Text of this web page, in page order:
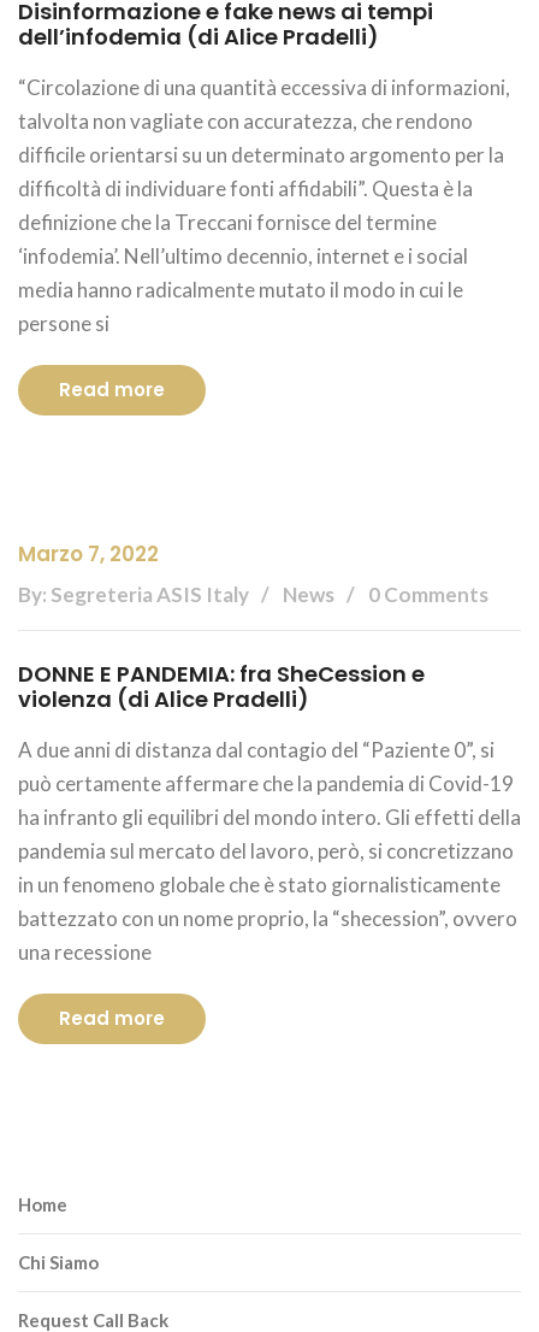
Disinformazione e fake news ai tempi
dell’infodemia (di Alice Pradelli)
“Circolazione di una quantità eccessiva di informazioni,
talvolta non vagliate con accuratezza, che rendono
difficile orientarsi su un determinato argomento per la
difficoltà di individuare fonti affidabili”. Questa è la
definizione che la Treccani fornisce del termine
‘infodemia’. Nell’ultimo decennio, internet e i social
media hanno radicalmente mutato il modo in cui le
persone si
Read more
Marzo 7, 2022
By: Segreteria ASIS Italy News 0 Comments
DONNE E PANDEMIA: fra SheCession e
violenza (di Alice Pradelli)
A due anni di distanza dal contagio del “Paziente 0”, si
può certamente affermare che la pandemia di Covid-19
ha infranto gli equilibri del mondo intero. Gli effetti della
pandemia sul mercato del lavoro, però, si concretizzano
in un fenomeno globale che è stato giornalisticamente
battezzato con un nome proprio, la “shecession”, ovvero
una recessione
Read more
Home
Chi Siamo
Request Call Back